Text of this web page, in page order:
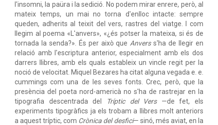
l'insomni, la paüra i la sedició. No podem mirar enrere, però, al
mateix temps, un mai no torna d'enlloc intacte: sempre
queden, adherits al teixit del vers, rastres del viatge. I com
llegim al poema «L'anvers», «¿és potser la mateixa, si és de
tornada la senda?». És per això que Anverss'ha de llegir en
relació amb l'escriptura anterior, especialment amb els dos
darrers llibres, amb els quals estableix un vincle regit per la
noció de velocitat. Miquel Bezares ha citat alguna vegada e. e.
cummings com una de les seves fonts. Crec, però, que la
presència del poeta nord-americà no s'ha de rastrejar en la
tipografia descentrada del
Tríptic del Vers—de fet, els
experiments tipogràfics ja els trobam a llibres molt anteriors
a aquest tríptic, com Crònica del desfici— sinó, més aviat, en la